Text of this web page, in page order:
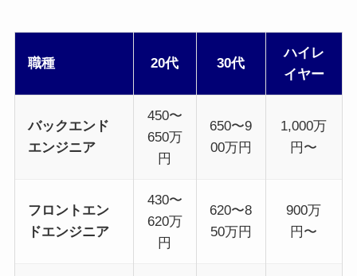
職種 20代 30代
ハイレ
イヤー
バックエンド
エンジニア
450〜
650万
円
650〜9
00万円
1,000万
円〜
フロントエン
ドエンジニア
430〜
620万
円
620〜8
50万円
900万
円〜